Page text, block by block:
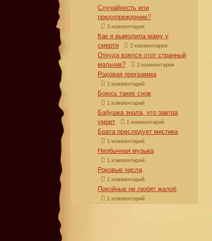
Случайность или
предупреждение?
3 комментария
Как я вымолила маму у
смерти
2 комментария
Откуда взялся этот странный
мальчик?
2 комментария
Родовая программа
1 комментарий
Боюсь таких снов
1 комментарий
Бабушка знала, что завтра
умрет
1 комментарий
Брата преследует мистика
1 комментарий
Необычная музыка
1 комментарий
Роковые числа
1 комментарий
Покойные не любят жалоб
1 комментарий